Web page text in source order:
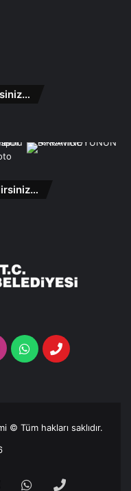
WhatsappTelefon
© Tüm hakları saklıdır.
WhatsappTelefon